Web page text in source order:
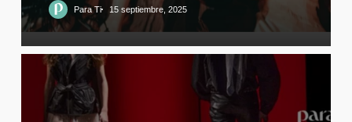
Para Ti 15 septiembre, 2025